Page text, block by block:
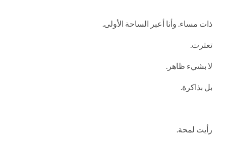
ذات مساء. وأنا أعبر الساحة الأولى.
تعثرت.
لا بشيء ظاهر.
بل بذاكرة.
رأيت لمحة.